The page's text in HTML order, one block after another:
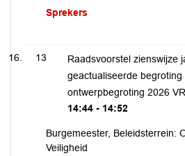
Sprekers
13
Raadsvoorstel zienswijze
geactualiseerde begroting
ontwerpbegroting 2026
14:44 - 14:52
Burgemeester, Beleidsterrein:
Veiligheid